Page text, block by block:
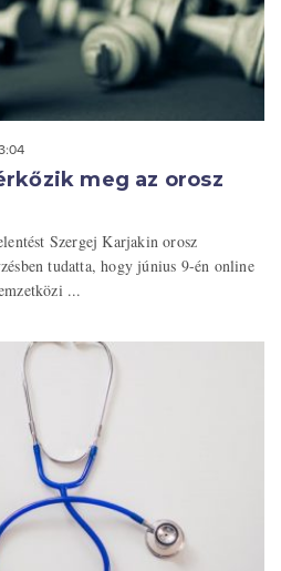
meg az orosz
Szergej Karjakin orosz
tudatta, hogy június 9-én online
...